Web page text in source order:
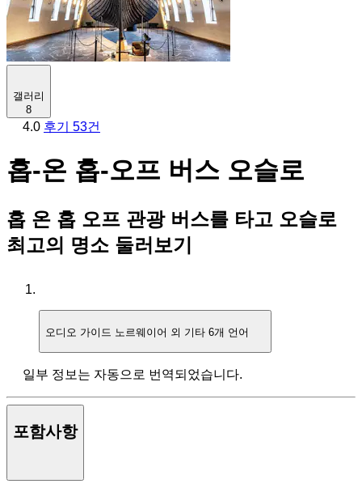
갤러리
8
4.0 후기 53건
홉-온 홉-오프 버스 오슬로
홉 온 홉 오프 관광 버스를 타고 오슬로
최고의 명소 둘러보기
오디오 가이드 노르웨이어 외 기타 6개 언어
일부 정보는 자동으로 번역되었습니다.
포함사항